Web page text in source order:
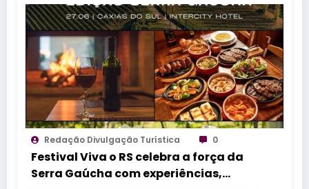
Redação Divulgação Turística 0
Festival Viva o RS celebra a força da
Serra Gaúcha com experiências,